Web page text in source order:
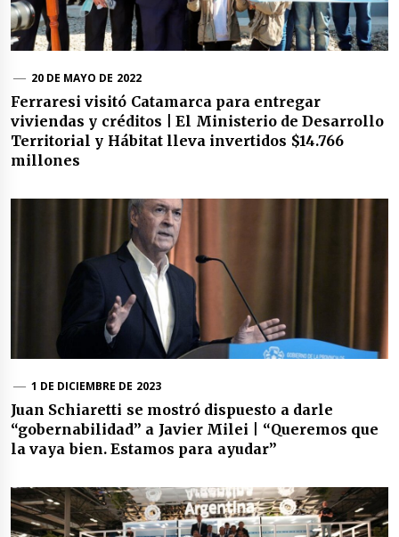
20 DE MAYO DE 2022
Ferraresi visitó Catamarca para entregar
viviendas y créditos | El Ministerio de Desarrollo
Territorial y Hábitat lleva invertidos $14.766
millones
1 DE DICIEMBRE DE 2023
Juan Schiaretti se mostró dispuesto a darle
“gobernabilidad” a Javier Milei | “Queremos que
la vaya bien. Estamos para ayudar”